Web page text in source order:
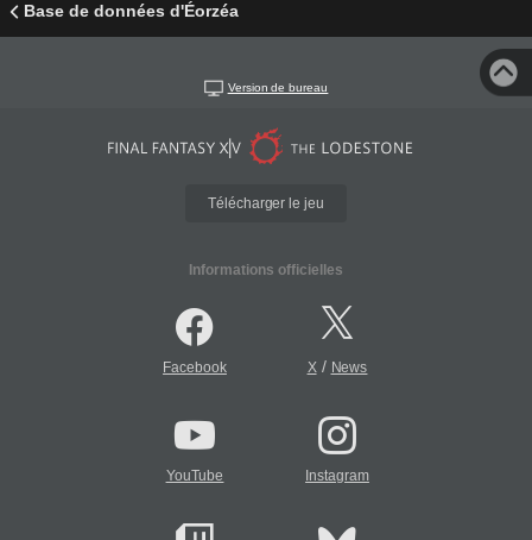
Base de données d'Éorzéa
Version de bureau
Télécharger le jeu
Informations officielles
Facebook X/ News
YouTube Instagram